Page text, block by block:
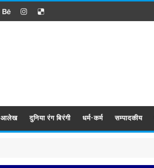
आलेख दुनिया रंग बिरंगी धर्म-कर्म सम्पादकीय